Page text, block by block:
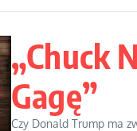
„Chuck
Gagę”
Czy Donald Trump ma